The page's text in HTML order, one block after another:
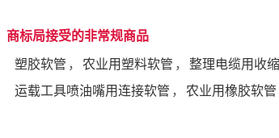
商标局接受的非常规商品
塑胶软管 ， 农业用塑料软管 ， 整理电缆用收
运载工具喷油嘴用连接软管 ， 农业用橡胶软管